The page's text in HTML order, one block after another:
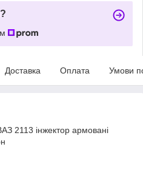
Доставка Оплата Умови
2113 інжектор армовані